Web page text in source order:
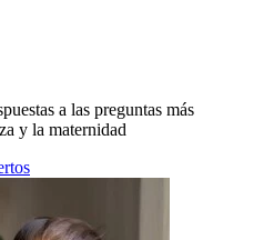
a las preguntas más
y la maternidad